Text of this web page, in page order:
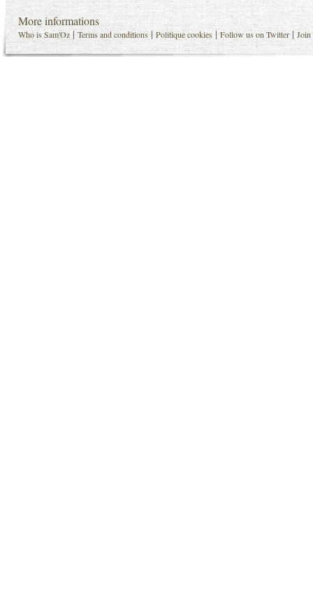
More informations
Who is Sam'Oz |Terms and conditions |Politique cookies |Follow us on Twitter |Join